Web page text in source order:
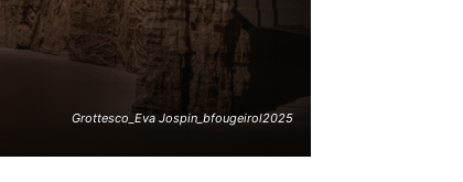
Grottesco_Eva Jospin_bfougeirol2025